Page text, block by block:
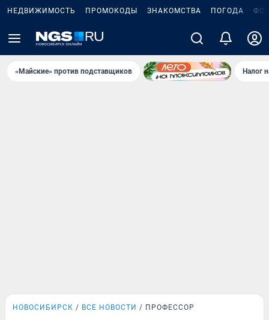
НЕДВИЖИМОСТЬ ПРОМОКОДЫ ЗНАКОМСТВА ПОГОДА
«Майские» против подставщиков Налог
НОВОСИБИРСК ВСЕ НОВОСТИ ПРОФЕССОР